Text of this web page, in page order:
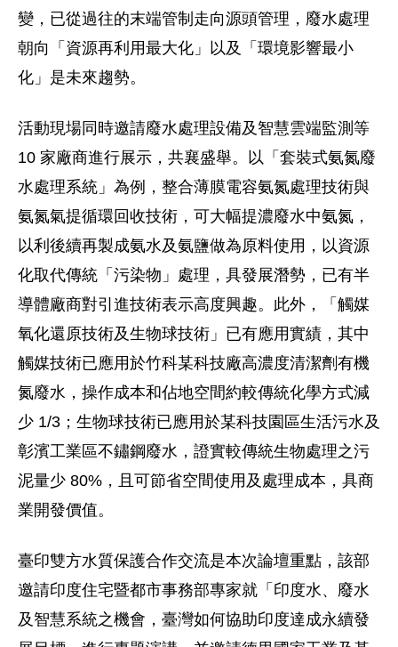
變，已從過往的末端管制走向源頭管理，廢水處理
朝向「資源再利用最大化」以及「環境影響最小
化」是未來趨勢。
活動現場同時邀請廢水處理設備及智慧雲端監測等
10 家廠商進行展示，共襄盛舉。以「套裝式氨氮廢
水處理系統」為例，整合薄膜電容氨氮處理技術與
氨氮氣提循環回收技術，可大幅提濃廢水中氨氮，
以利後續再製成氨水及氨鹽做為原料使用，以資源
化取代傳統「污染物」處理，具發展潛勢，已有半
導體廠商對引進技術表示高度興趣。此外，「觸媒
氧化還原技術及生物球技術」已有應用實績，其中
觸媒技術已應用於竹科某科技廠高濃度清潔劑有機
氮廢水，操作成本和佔地空間約較傳統化學方式減
少 1/3；生物球技術已應用於某科技園區生活污水及
彰濱工業區不鏽鋼廢水，證實較傳統生物處理之污
泥量少 80%，且可節省空間使用及處理成本，具商
業開發價值。
臺印雙方水質保護合作交流是本次論壇重點，該部
邀請印度住宅暨都市事務部專家就「印度水、廢水
及智慧系統之機會，臺灣如何協助印度達成永續發